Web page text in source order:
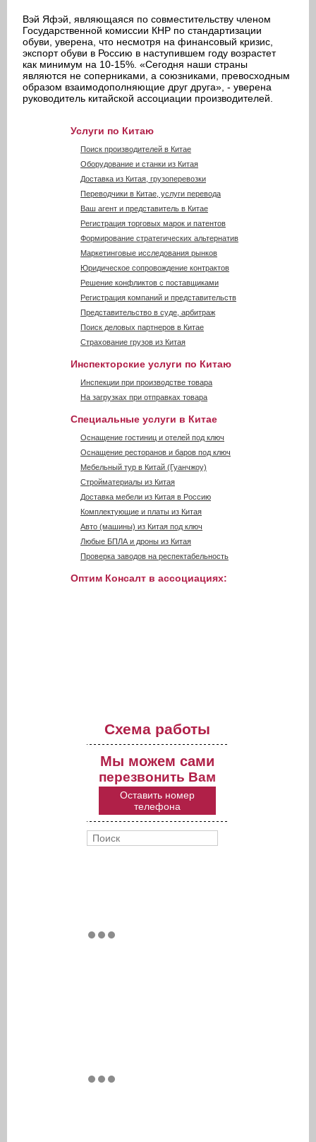
Вэй Яфэй, являющаяся по совместительству членом
Государственной комиссии КНР по стандартизации
обуви, уверена, что несмотря на финансовый кризис,
экспорт обуви в Россию в наступившем году возрастет
как минимум на 10-15%. «Сегодня наши страны
являются не соперниками, а союзниками, превосходным
образом взаимодополняющие друг друга», - уверена
руководитель китайской ассоциации производителей.
Услуги по Китаю
Поиск производителей в Китае
Оборудование и станки из Китая
Доставка из Китая, грузоперевозки
Переводчики в Китае, услуги перевода
Ваш агент и представитель в Китае
Регистрация торговых марок и патентов
Формирование стратегических альтернатив
Маркетинговые исследования рынков
Юридическое сопровождение контрактов
Решение конфликтов с поставщиками
Регистрация компаний и представительств
Представительство в суде, арбитраж
Поиск деловых партнеров в Китае
Страхование грузов из Китая
Инспекторские услуги по Китаю
Инспекции при производстве товара
На загрузках при отправках товара
Специальные услуги в Китае
Оснащение гостиниц и отелей под ключ
Оснащение ресторанов и баров под ключ
Мебельный тур в Китай (Гуанчжоу)
Стройматериалы из Китая
Доставка мебели из Китая в Россию
Комплектующие и платы из Китая
Авто (машины) из Китая под ключ
Любые БПЛА и дроны из Китая
Проверка заводов на респектабельность
Оптим Консалт в ассоциациях:
Схема работы
Мы можем сами
перезвонить Вам
Оставить номер
телефона
Форма поиска
Поиск